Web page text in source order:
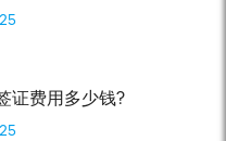
证费用多少钱?